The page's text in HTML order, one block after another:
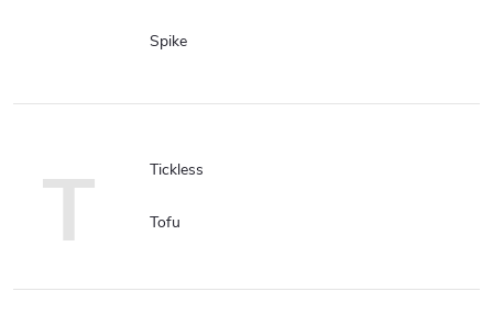
Spike
T Tickless
Tofu